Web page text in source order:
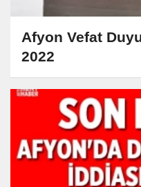
Afyon Vefat
2022